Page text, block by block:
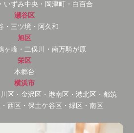
いずみ中央・岡津町・白百合
瀬谷区
・三ツ境・阿久和
旭区
ヶ峰・二俣川・南万騎が原
栄区
本郷台
横浜市
区・金沢区・港南区・港北区・都筑
西区・保土ケ谷区・緑区・南区